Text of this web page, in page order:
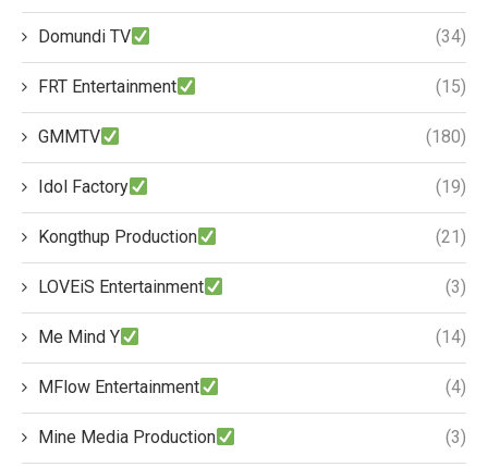
Domundi TV (34)
FRT Entertainment (15)
GMMTV (180)
Idol Factory (19)
Kongthup Production (21)
LOVEiS Entertainment (3)
Me Mind Y (14)
MFlow Entertainment (4)
Mine Media Production (3)